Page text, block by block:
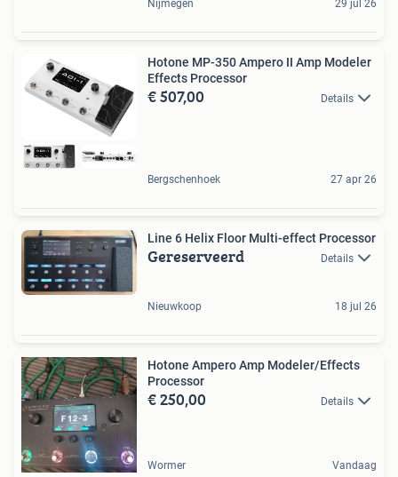
Nijmegen 29 jul 26
Hotone MP-350 Ampero II Amp Modeler
Effects Processor
€ 507,00 Details
Bergschenhoek 27 apr 26
Line 6 Helix Floor Multi-effect Processor
Gereserveerd Details
Nieuwkoop 18 jul 26
Hotone Ampero Amp Modeler/Effects
Processor
€ 250,00 Details
Wormer Vandaag